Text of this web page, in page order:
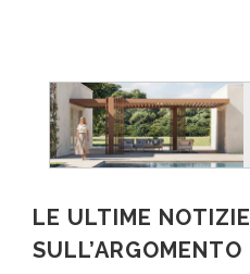
LE ULTIME NOTIZIE
SULL’ARGOMENTO